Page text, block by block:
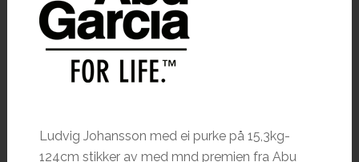
Ludvig Johansson med ei purke på 15,3kg-
124cm stikker av med mnd premien fra Abu